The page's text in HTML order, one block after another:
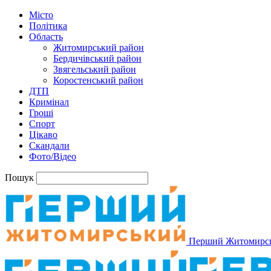
Місто
Політика
Область
Житомирський район
Бердичівський район
Звягельський район
Коростенський район
ДТП
Кримінал
Гроші
Спорт
Цікаво
Скандали
Фото/Відео
Пошук
Перший